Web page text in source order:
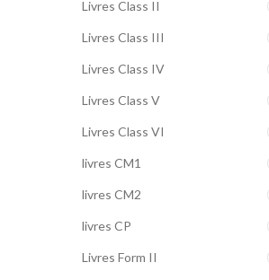
Livres Class II
Livres Class III
Livres Class IV
Livres Class V
Livres Class VI
livres CM1
livres CM2
livres CP
Livres Form II